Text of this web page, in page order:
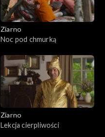
Ziarno
Noc pod chmurką
Ziarno
Lekcja cierpliwości